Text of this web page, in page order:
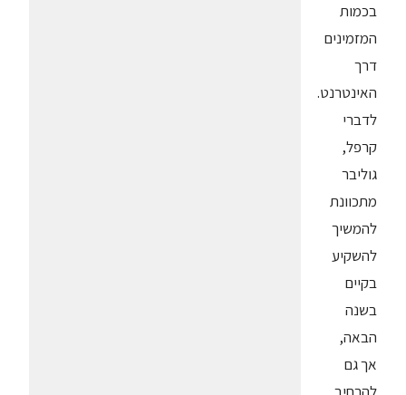
בכמות
המזמינים
דרך
האינטרנט.
לדברי
קרפל,
גוליבר
מתכוונת
להמשיך
להשקיע
בקיים
בשנה
הבאה,
אך גם